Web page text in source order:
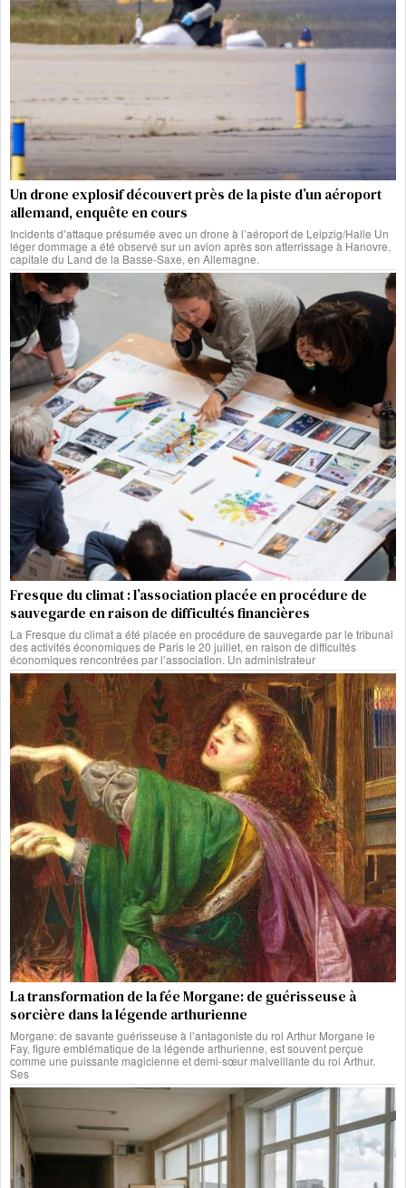
Un drone explosif découvert près de la piste d’un aéroport
allemand, enquête en cours
Incidents d’attaque présumée avec un drone à l’aéroport de Leipzig/Halle Un
léger dommage a été observé sur un avion après son atterrissage à Hanovre,
capitale du Land de la Basse-Saxe, en Allemagne.
Fresque du climat : l’association placée en procédure de
sauvegarde en raison de difficultés financières
La Fresque du climat a été placée en procédure de sauvegarde par le tribunal
des activités économiques de Paris le 20 juillet, en raison de difficultés
économiques rencontrées par l’association. Un administrateur
La transformation de la fée Morgane: de guérisseuse à
sorcière dans la légende arthurienne
Morgane: de savante guérisseuse à l’antagoniste du roi Arthur Morgane le
Fay, figure emblématique de la légende arthurienne, est souvent perçue
comme une puissante magicienne et demi-sœur malveillante du roi Arthur.
Ses